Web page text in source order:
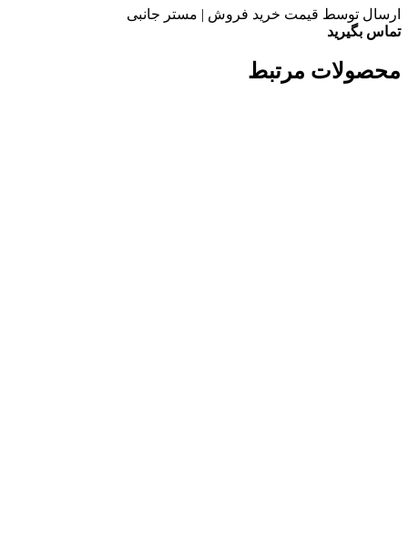
ارسال توسط قیمت خرید فروش | مستر جانبی
تماس بگیرید
محصولات مرتبط